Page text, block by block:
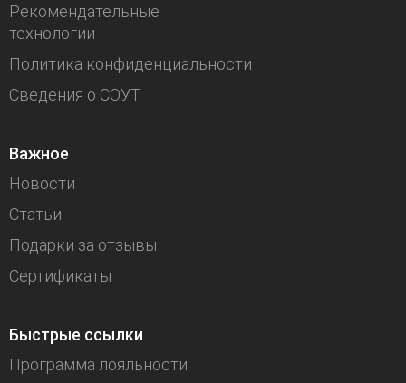
Рекомендательные
технологии
Политика конфиденциальности
Сведения о СОУТ
Важное
Новости
Статьи
Подарки за отзывы
Сертификаты
Быстрые ссылки
Программа лояльности